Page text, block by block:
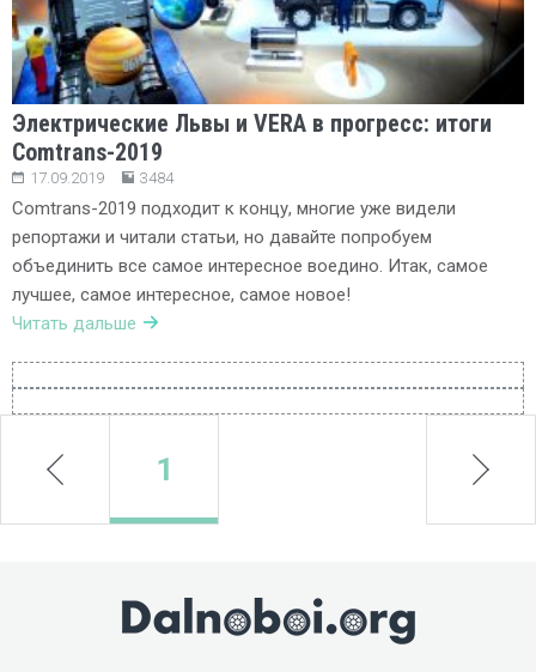
Электрические Львы и VERA в прогресс: итоги
Comtrans-2019
17.09.2019 3484
Comtrans-2019 подходит к концу, многие уже видели
репортажи и читали статьи, но давайте попробуем
объединить все самое интересное воедино. Итак, самое
лучшее, самое интересное, самое новое!
Читать дальше
prev 1 next